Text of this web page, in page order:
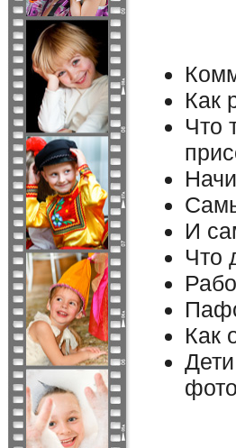
Как
Что
И
Что
Как